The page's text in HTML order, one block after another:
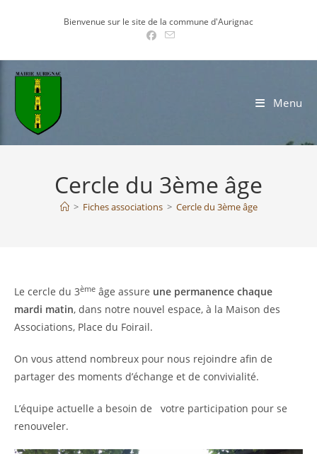
Bienvenue sur le site de la commune d'Aurignac
Menu
Cercle du 3ème âge
> Fiches associations > Cercle du 3ème âge
Le cercle du 3ème âge assure une permanence chaque
mardi matin, dans notre nouvel espace, à la Maison des
Associations, Place du Foirail.
On vous attend nombreux pour nous rejoindre afin de
partager des moments d’échange et de convivialité.
L’équipe actuelle a besoin de votre participation pour se
renouveler.